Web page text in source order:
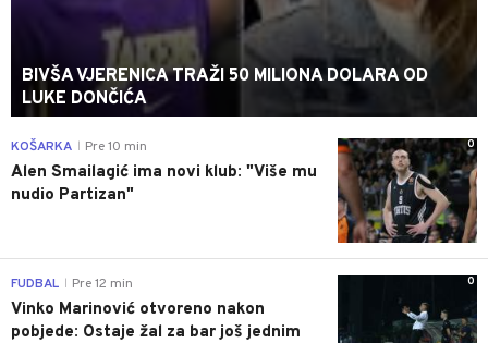
BIVŠA VJERENICA TRAŽI 50 MILIONA DOLARA OD
LUKE DONČIĆA
0
KOŠARKA Pre 10 min
Alen Smailagić ima novi klub: "Više mu
nudio Partizan"
0
FUDBAL Pre 12 min
Vinko Marinović otvoreno nakon
pobjede: Ostaje žal za bar još jednim